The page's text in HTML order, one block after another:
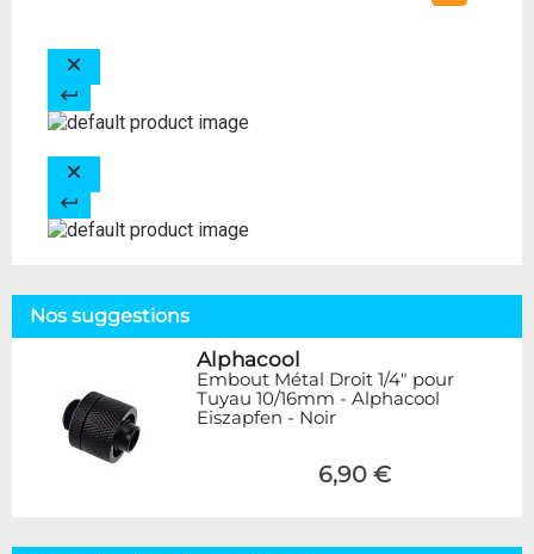
Nos suggestions
Alphacool
Embout Métal Droit 1/4" pour
Tuyau 10/16mm - Alphacool
Eiszapfen - Noir
6,90 €